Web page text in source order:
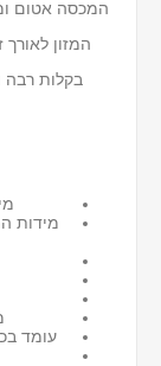
המכסה אטום
המזון
בקלות
עומד